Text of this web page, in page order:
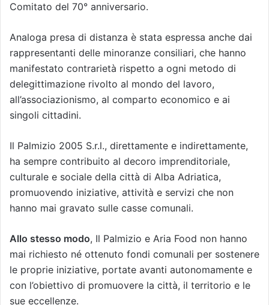
Comitato del 70° anniversario.
Analoga presa di distanza è stata espressa anche dai
rappresentanti delle minoranze consiliari, che hanno
manifestato contrarietà rispetto a ogni metodo di
delegittimazione rivolto al mondo del lavoro,
all’associazionismo, al comparto economico e ai
singoli cittadini.
Il Palmizio 2005 S.r.l., direttamente e indirettamente,
ha sempre contribuito al decoro imprenditoriale,
culturale e sociale della città di Alba Adriatica,
promuovendo iniziative, attività e servizi che non
hanno mai gravato sulle casse comunali.
Allo stesso modo, Il Palmizio e Aria Food non hanno
mai richiesto né ottenuto fondi comunali per sostenere
le proprie iniziative, portate avanti autonomamente e
con l’obiettivo di promuovere la città, il territorio e le
sue eccellenze.